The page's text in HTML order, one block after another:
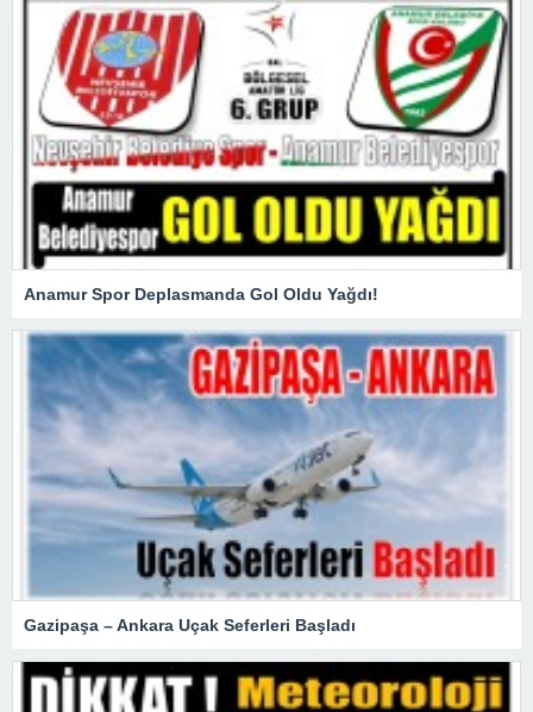
Anamur Spor Deplasmanda Gol Oldu Yağdı!
Gazipaşa – Ankara Uçak Seferleri Başladı